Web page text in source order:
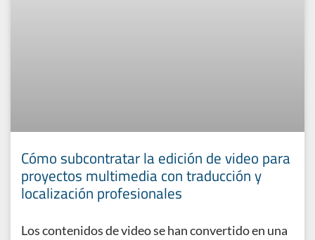
Cómo subcontratar la edición de video para
proyectos multimedia con traducción y
localización profesionales
Los contenidos de video se han convertido en una